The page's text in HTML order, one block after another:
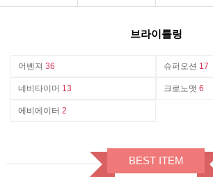
브라이틀링
어벤져 36 슈퍼오션 17
네비타이머 13 크로노맷 6
에비에이터 2
BEST ITEM